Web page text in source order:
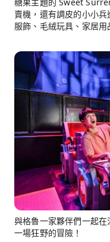
賣機，還有調皮的小小
服飾、毛絨玩具、家居
與格魯一家夥伴們一起
一場狂野的冒險！